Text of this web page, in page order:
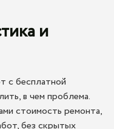
и
с бесплатной
в чем проблема.
стоимость ремонта,
без скрытых